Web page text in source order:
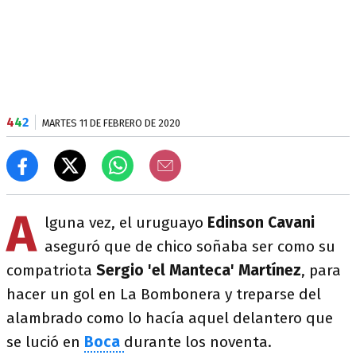
442 MARTES 11 DE FEBRERO DE 2020
A lguna vez, el uruguayo Edinson Cavani
aseguró que de chico soñaba ser como su
compatriota Sergio 'el Manteca' Martínez, para
hacer un gol en La Bombonera y treparse del
alambrado como lo hacía aquel delantero que
se lució en Boca durante los noventa.